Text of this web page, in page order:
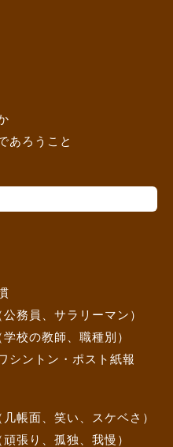
あろうこと
務員、サラリーマン）
校の教師、職種別）
シントン・ポスト紙報
帳面、笑い、スケベさ）
張り、孤独、我慢）